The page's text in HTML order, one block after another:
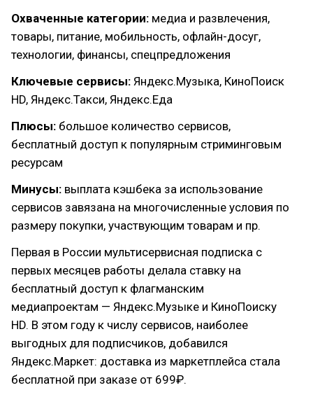
Охваченные категории: медиа и развлечения,
товары, питание, мобильность, офлайн-досуг,
технологии, финансы, спецпредложения
Ключевые сервисы: Яндекс.Музыка, КиноПоиск
HD, Яндекс.Такси, Яндекс.Еда
Плюсы: большое количество сервисов,
бесплатный доступ к популярным стриминговым
ресурсам
Минусы: выплата кэшбека за использование
сервисов завязана на многочисленные условия по
размеру покупки, участвующим товарам и пр.
Первая в России мультисервисная подписка с
первых месяцев работы делала ставку на
бесплатный доступ к флагманским
медиапроектам — Яндекс.Музыке и КиноПоиску
HD. В этом году к числу сервисов, наиболее
выгодных для подписчиков, добавился
Яндекс.Маркет: доставка из маркетплейса стала
бесплатной при заказе от 699₽.